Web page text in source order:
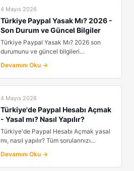
4 Mayıs 2026
Türkiye Paypal Yasak Mı? 2026 -
Son Durum ve Güncel Bilgiler
Türkiye Paypal Yasak Mı? 2026 son
durumunu ve güncel bilgileri
Devamını Oku →
4 Mayıs 2026
Türkiye'de Paypal Hesabı Açmak
- Yasal mı? Nasıl Yapılır?
Türkiye'de Paypal Hesabı Açmak yasal
mı, nasıl yapılır? Tüm sorularınızı
Devamını Oku →